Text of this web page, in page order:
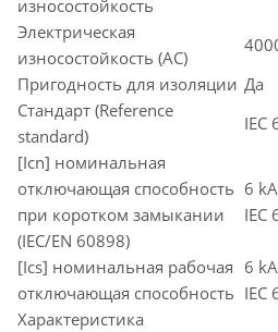
износостойкость
Электрическая
износостойкость (AC)
Пригодность для изоляции Да
Стандарт (Reference
standard)
IEC
[Icn] номинальная
отключающая способность
при коротком замыкании
(IEC/EN 60898)
6
IEC
[Ics] номинальная рабочая
отключающая способность
6
IEC
Характеристика